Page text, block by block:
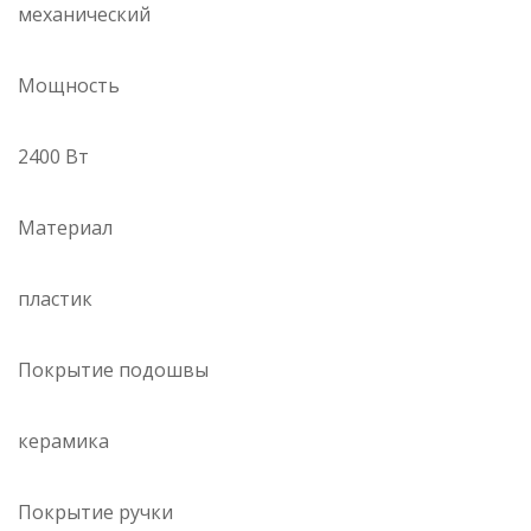
механический
Мощность
2400 Вт
Материал
пластик
Покрытие подошвы
керамика
Покрытие ручки